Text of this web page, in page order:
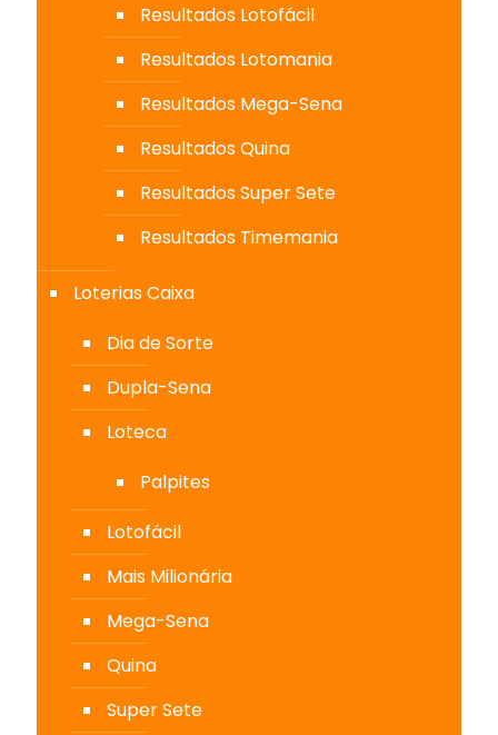
Resultados Lotofácil
Resultados Lotomania
Resultados Mega-Sena
Resultados Quina
Resultados Super Sete
Resultados Timemania
Loterias Caixa
Dia de Sorte
Dupla-Sena
Loteca
Palpites
Lotofácil
Mais Milionária
Mega-Sena
Quina
Super Sete